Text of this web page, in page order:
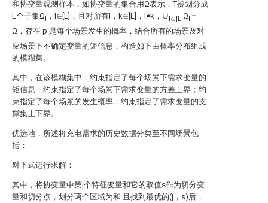
和协变量观测样本，如协变量的集合用Ω表示，T被划分成
L个子集Ωl ，l∈[L]，且对所有l，k∈[L]，l≠k，∪l∈[L]Ωl ＝
Ω，存在 pl是每个场景发生的概率，结合所有的场景及对
应场景下不确定变量的矩信息，构造如下由概率分布组成
的模糊集。
其中，在该模糊集中， 约束指定了每个场景下需求变量的
矩信息； 约束指定了每个场景下需求变量的方差上界； 约
束指定了每个场景的发生概率； 约束指定了需求变量的支
撑集上下界。
优选地，所述将充电需求的历史数据分类至不同场景包
括：
对下式进行求解：
其中，将协变量中第j个特征变量和它的取值s作为切分变
量和切分点，划分两个区域为和 且 找到最优的(j，s)后，